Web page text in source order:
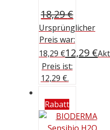
18,29€
Ursprünglicher
Preis war:
18,29 €12,29 €
Preis ist:
12,29 €.
Rabatt